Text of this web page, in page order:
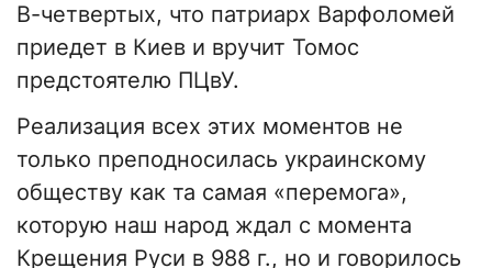
В-четвертых, что патриарх Варфоломей
приедет в Киев и вручит Томос
предстоятелю ПЦвУ.
Реализация всех этих моментов не
только преподносилась украинскому
обществу как та самая «перемога»,
которую наш народ ждал с момента
Крещения Руси в 988 г., но и говорилось